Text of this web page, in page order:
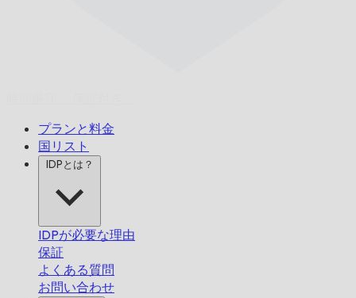
プランと料金
国リスト
IDPとは？
IDPが必要な理由
保証
よくある質問
お問い合わせ